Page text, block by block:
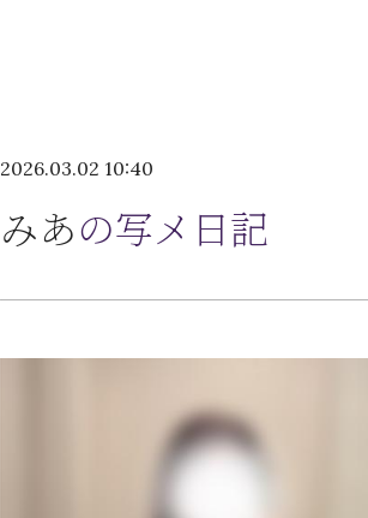
2026.03.02 10:40
みあの写メ日記